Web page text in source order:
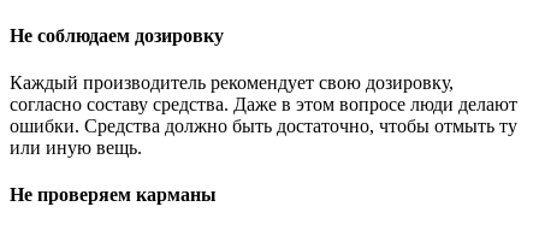
Не соблюдаем дозировку
Каждый производитель рекомендует свою дозировку,
согласно составу средства. Даже в этом вопросе люди делают
ошибки. Средства должно быть достаточно, чтобы отмыть ту
или иную вещь.
Не проверяем карманы